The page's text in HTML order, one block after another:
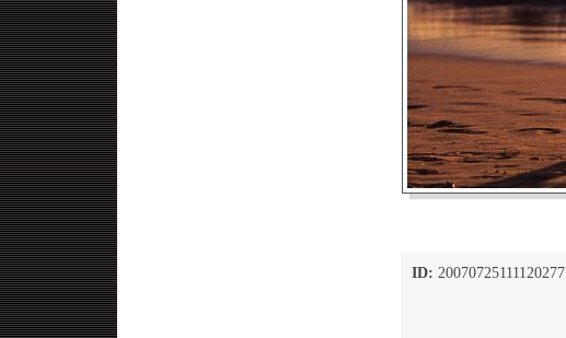
ID: 20070725111120277